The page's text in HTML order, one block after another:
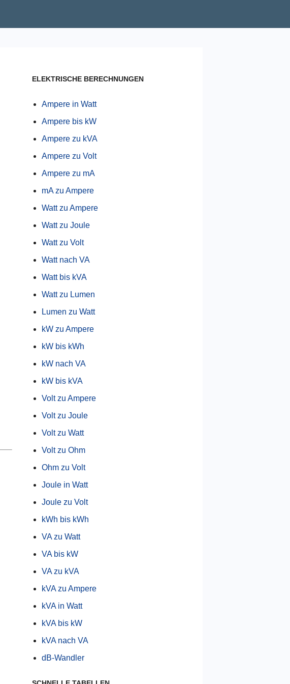
ELEKTRISCHE BERECHNUNGEN
Ampere in Watt
Ampere bis kW
Ampere zu kVA
Ampere zu Volt
Ampere zu mA
mA zu Ampere
Watt zu Ampere
Watt zu Joule
Watt zu Volt
Watt nach VA
Watt bis kVA
Watt zu Lumen
Lumen zu Watt
kW zu Ampere
kW bis kWh
kW nach VA
kW bis kVA
Volt zu Ampere
Volt zu Joule
Volt zu Watt
Volt zu Ohm
Ohm zu Volt
Joule in Watt
Joule zu Volt
kWh bis kWh
VA zu Watt
VA bis kW
VA zu kVA
kVA zu Ampere
kVA in Watt
kVA bis kW
kVA nach VA
dB-Wandler